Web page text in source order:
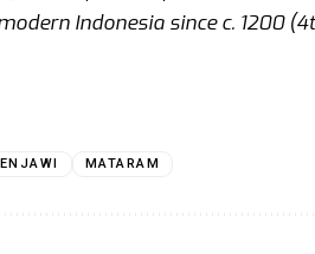
Indonesia since c. 1200
MATARAM